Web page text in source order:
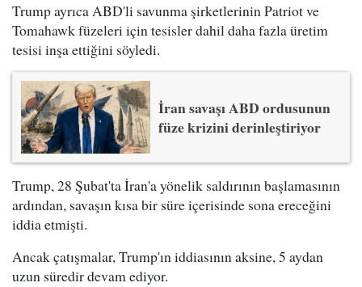
Trump ayrıca ABD'li savunma şirketlerinin Patriot ve
Tomahawk füzeleri için tesisler dahil daha fazla üretim
tesisi inşa ettiğini söyledi.
İran savaşı ABD ordusunun
füze krizini derinleştiriyor
Trump, 28 Şubat'ta İran'a yönelik saldırının başlamasının
ardından, savaşın kısa bir süre içerisinde sona ereceğini
iddia etmişti.
Ancak çatışmalar, Trump'ın iddiasının aksine, 5 aydan
uzun süredir devam ediyor.